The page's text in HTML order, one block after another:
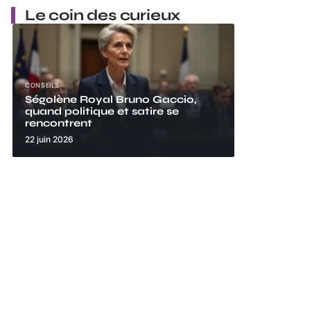
Le coin des curieux
CONSEILS
Ségolène Royal Bruno Gaccio,
quand politique et satire se
rencontrent
22 juin 2026